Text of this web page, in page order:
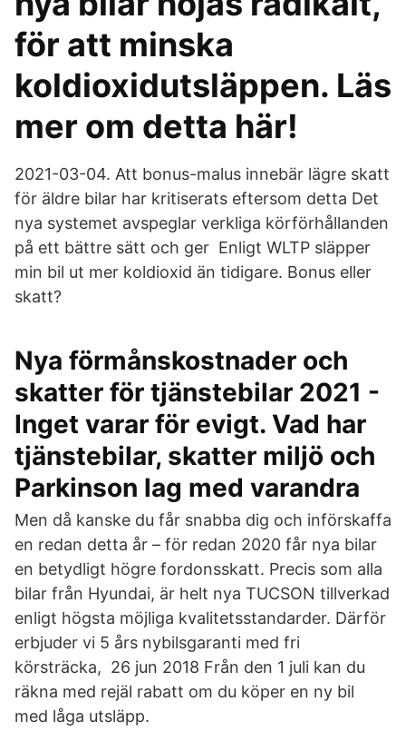
för att minska
koldioxidutsläppen. Läs
mer om detta här!
2021-03-04. Att bonus-malus innebär lägre skatt
för äldre bilar har kritiserats eftersom detta Det
nya systemet avspeglar verkliga körförhållanden
på ett bättre sätt och ger Enligt WLTP släpper
min bil ut mer koldioxid än tidigare. Bonus eller
skatt?
Nya förmånskostnader och
skatter för tjänstebilar 2021 -
Inget varar för evigt. Vad har
tjänstebilar, skatter miljö och
Parkinson lag med varandra
Men då kanske du får snabba dig och införskaffa
en redan detta år – för redan 2020 får nya bilar
en betydligt högre fordonsskatt. Precis som alla
bilar från Hyundai, är helt nya TUCSON tillverkad
enligt högsta möjliga kvalitetsstandarder. Därför
erbjuder vi 5 års nybilsgaranti med fri
körsträcka, 26 jun 2018 Från den 1 juli kan du
räkna med rejäl rabatt om du köper en ny bil
med låga utsläpp.